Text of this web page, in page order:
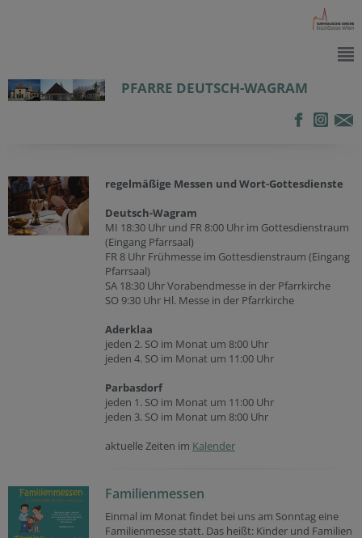
PFARRE DEUTSCH-WAGRAM
regelmäßige Messen und Wort-Gottesdienste
Deutsch-Wagram
MI 18:30 Uhr und FR 8:00 Uhr im Gottesdienstraum
(Eingang Pfarrsaal)
FR 8 Uhr Frühmesse im Gottesdienstraum (Eingang
Pfarrsaal)
SA 18:30 Uhr Vorabendmesse in der Pfarrkirche
SO 9:30 Uhr Hl. Messe in der Pfarrkirche
Aderklaa
jeden 2. SO im Monat um 8:00 Uhr
jeden 4. SO im Monat um 11:00 Uhr
Parbasdorf
jeden 1. SO im Monat um 11:00 Uhr
jeden 3. SO im Monat um 8:00 Uhr
aktuelle Zeiten im Kalender
Familienmessen
Einmal im Monat findet bei uns am Sonntag eine
Familienmesse statt. Das heißt: Kinder und Familien